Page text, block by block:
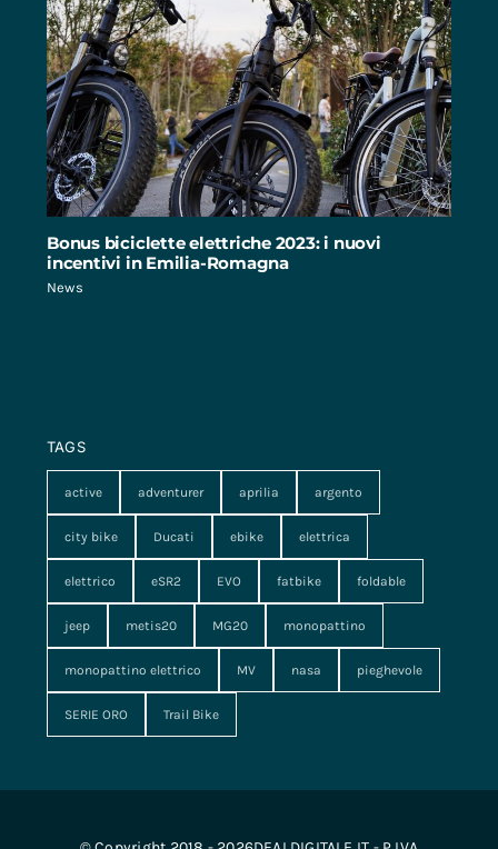
Bonus biciclette elettriche 2023: i nuovi
incentivi in Emilia-Romagna
News
TAGS
active adventurer aprilia argento
city bike Ducati ebike elettrica
elettrico eSR2 EVO fatbike foldable
jeep metis20 MG20 monopattino
monopattino elettrico MV nasa pieghevole
SERIE ORO Trail Bike